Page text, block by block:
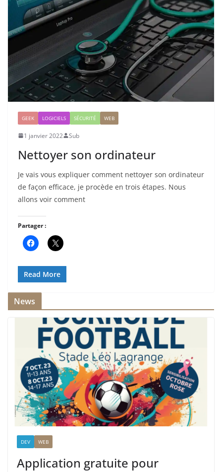
GEEK LOGICIELS SÉCURITÉ WEB
1 janvier 2022 Sub
Nettoyer son ordinateur
Je vais vous expliquer comment nettoyer son ordinateur
de façon efficace, je procède en trois étapes. Nous
allons voir comment
Partager :
Read More
News
DEV WEB
Application gratuite pour